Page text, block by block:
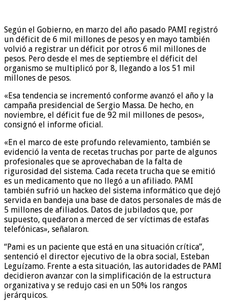
Según el Gobierno, en marzo del año pasado PAMI registró
un déficit de 6 mil millones de pesos y en mayo también
volvió a registrar un déficit por otros 6 mil millones de
pesos. Pero desde el mes de septiembre el déficit del
organismo se multiplicó por 8, llegando a los 51 mil
millones de pesos.
«Esa tendencia se incrementó conforme avanzó el año y la
campaña presidencial de Sergio Massa. De hecho, en
noviembre, el déficit fue de 92 mil millones de pesos»,
consignó el informe oficial.
«En el marco de este profundo relevamiento, también se
evidenció la venta de recetas truchas por parte de algunos
profesionales que se aprovechaban de la falta de
rigurosidad del sistema. Cada receta trucha que se emitió
es un medicamento que no llegó a un afiliado. PAMI
también sufrió un hackeo del sistema informático que dejó
servida en bandeja una base de datos personales de más de
5 millones de afiliados. Datos de jubilados que, por
supuesto, quedaron a merced de ser víctimas de estafas
telefónicas», señalaron.
“Pami es un paciente que está en una situación crítica”,
sentenció el director ejecutivo de la obra social, Esteban
Leguízamo. Frente a esta situación, las autoridades de PAMI
decidieron avanzar con la simplificación de la estructura
organizativa y se redujo casi en un 50% los rangos
jerárquicos.